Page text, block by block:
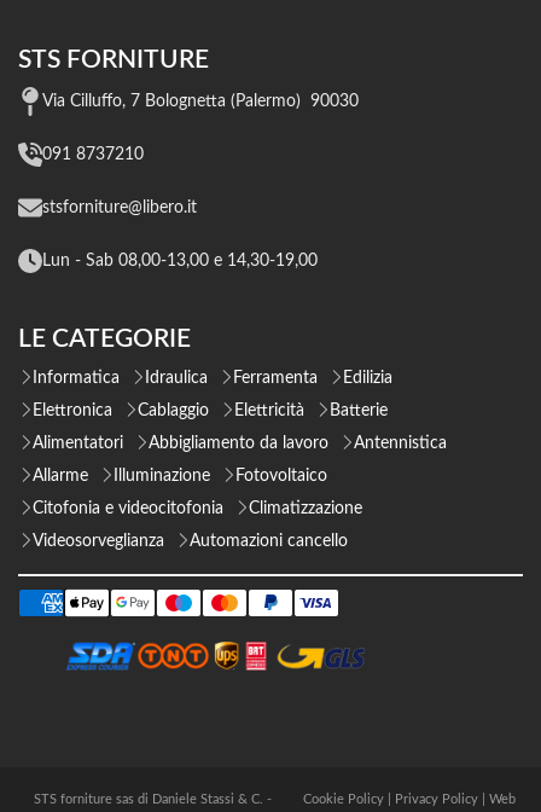
STS FORNITURE
Via Cilluffo, 7 Bolognetta (Palermo) 90030
091 8737210
stsforniture@libero.it
Lun - Sab 08,00-13,00 e 14,30-19,00
LE CATEGORIE
Informatica Idraulica Ferramenta
Edilizia
Elettronica
Cablaggio Elettricità
Batterie
Alimentatori
Abbigliamento da lavoro
Antennistica
Allarme
Illuminazione
Fotovoltaico
Citofonia e videocitofonia
Climatizzazione
Videosorveglianza
Automazioni cancello
STS forniture sas di Daniele Stassi & C. - Cookie Policy| Privacy Policy| Web